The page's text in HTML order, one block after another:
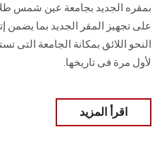
بمقره الجديد بجامعة عين شمس
على تجهيز المقر الجديد بما يضمن
النحو اللائق بمكانة الجامعة
لأول مرة فى تاريخها.
اقرأ المزيد